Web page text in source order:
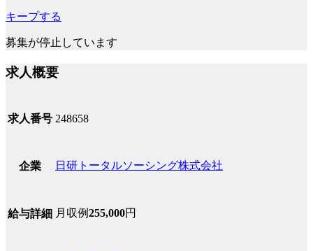
キープする
募集が停止しています
求人概要
求人番号 248658
企業 日研トータルソーシング株式会社
給与詳細 月収例255,000円